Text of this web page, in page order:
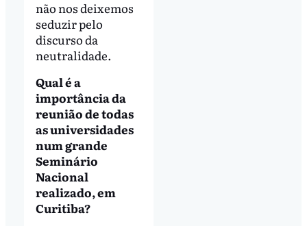
não nos deixemos
seduzir pelo
discurso da
neutralidade.
Qual é a
importância da
reunião de todas
as universidades
num grande
Seminário
Nacional
realizado, em
Curitiba?